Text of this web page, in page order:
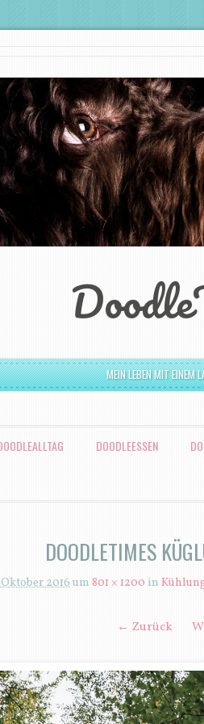
MEIN LEBEN MIT EINEM
DOODLEESSEN
DOODLETIMES
Oktober 2016um 801 × 1200 in
← Zurück